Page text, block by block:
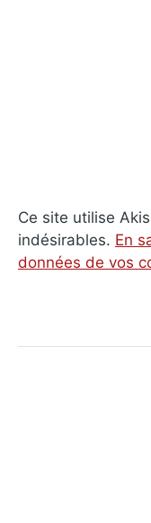
Ce site utilise
indésirables. En
données de vos